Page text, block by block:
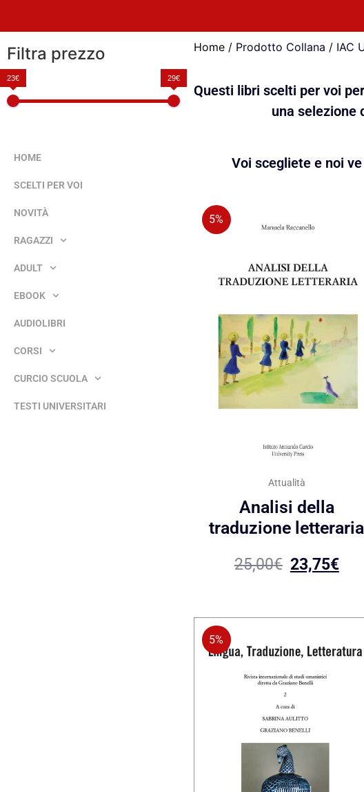
Filtra prezzo
23€ 29€
HOME
SCELTI PER VOI
NOVITÀ
RAGAZZI
ADULT
EBOOK
AUDIOLIBRI
CORSI
CURCIO SCUOLA
TESTI UNIVERSITARI
Home / Prodotto Collana / IAC
Questi libri scelti per voi
una selezione
Voi scegliete e noi
5%
Attualità
Analisi della
traduzione letteraria
25,00€ 23,75€
5%